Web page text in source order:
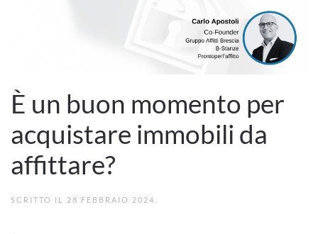
È un buon momento per
acquistare immobili da
affittare?
SCRITTO IL 28 FEBBRAIO 2024